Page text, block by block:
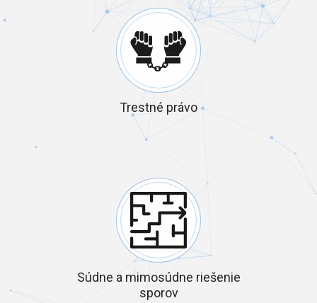
Trestné právo
Súdne a mimosúdne riešenie
sporov